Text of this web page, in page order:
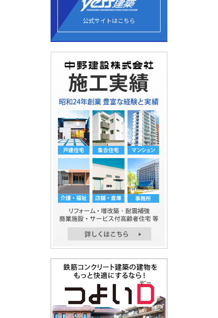
公式サイトはこちら